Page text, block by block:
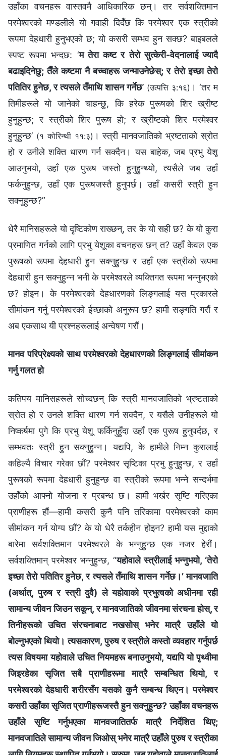
उहाँका वचनहरू वास्तवमै आधिकारिक छन्। तर सर्वशक्तिमान
परमेश्‍वरको मण्डलीले यो गवाही दिदँछ कि परमेश्‍वर एक स्त्रीको
रूपमा देहधारी हुनुभएको छ; यो कसरी सम्भव हुन सक्छ? बाइबलले
स्पष्ट रूपमा भन्दछ: ‘म तेरा कष्ट र तेरो सुत्केरी-वेदनालाई ज्यादै
बढाइदिनेछु; तैँले कष्टमा नै बच्चाहरू जन्माउनेछेस्; र तेरो इच्छा तेरो
पतितिर हुनेछ, र त्यसले तँमाथि शासन गर्नेछ’ (उत्पत्ति ३:१६) । ‘तर म
तिमीहरूले यो जानेको चाहन्छु, कि हरेक पुरूषको शिर ख्रीष्ट
हुनुहुन्छ; र स्त्रीको शिर पुरूष हो; र ख्रीष्टको शिर परमेश्‍वर
हुनुहुन्छ’ (१ कोरिन्थी ११:३) । स्त्री मानवजातिको भ्रष्टताको स्रोत
हो र उनीले शक्ति धारण गर्न सक्दैन। यस बाहेक, जब प्रभु येशू
आउनुभयो, उहाँ एक पुरूष जस्तो हुनुहुन्थ्यो, त्यसैले जब उहाँ
फर्कनुहुन्छ, उहाँ एक पुरूषजस्तै हुनुपर्छ। उहाँ कसरी स्त्री हुन
सक्नुहुन्छ?”
धेरै मानिसहरूले यो दृष्टिकोण राख्छन्, तर के यो सही छ? के यो कुरा
प्रमाणित गर्नको लागि प्रभु येशूका वचनहरू छन् त? उहाँ केवल एक
पुरूषको रूपमा देहधारी हुन सक्नुहुन्छ र उहाँ एक स्त्रीको रूपमा
देहधारी हुन सक्नुहुन्न भनी के परमेश्‍वरले व्यक्तिगत रूपमा भन्नुभएको
छ? होइन। के परमेश्‍वरको देहधारणको लिङ्गलाई यस प्रकारले
सीमांकन गर्नु परमेश्‍वरको ईच्छाको अनुरूप छ? हामी सङ्गति गरौं र
अब एकसाथ यी प्रश्नहरूलाई अन्वेषण गरौं।
मानव परिप्रेक्ष्यको साथ परमेश्‍वरको देहधारणको लिङ्गलाई सीमांकन
गर्नु गलत हो
कतिपय मानिसहरूले सोच्दछन् कि स्त्री मानवजातिको भ्रष्टताको
स्रोत हो र उनले शक्ति धारण गर्न सक्दैन, र यसैले उनीहरूले यो
निष्कर्षमा पुगे कि प्रभु येशू फर्किनुहुँदा उहाँ एक पुरूष हुनुपर्दछ, र
सम्भवतः स्त्री हुन सक्नुहुन्न। यद्यपि, के हामीले निम्न कुरालाई
कहिल्यै विचार गरेका छौं? परमेश्‍वर सृष्टिका प्रभु हुनुहुन्छ, र उहाँ
पुरूषको रूपमा देहधारी हुनुहुन्छ वा स्त्रीको रूपमा भन्ने सन्दर्भमा
उहाँको आफ्नो योजना र प्रबन्ध छ। हामी भर्खर सृष्टि गरिएका
प्राणीहरू हौं—हामी कसरी कुनै पनि तरिकामा परमेश्‍वरको काम
सीमांकन गर्न योग्य छौं? के यो धेरै तर्कहीन होइन? हामी यस मुद्दाको
बारेमा सर्वशक्तिमान परमेश्‍वरले के भन्नुहुन्छ एक नजर हेरौं।
सर्वशक्तिमान् परमेश्‍वर भन्नुहुन्छ, “यहोवाले स्‍त्रीलाई भन्‍नुभयो, ‘तेरो
इच्छा तेरो पतितिर हुनेछ, र त्यसले तँमाथि शासन गर्नेछ।’ मानवजाति
(अर्थात्, पुरुष र स्‍त्री दुवै) ले यहोवाको प्रभुत्वको अधीनमा रही
सामान्य जीवन जिउन सकून्, र मानवजातिको जीवनमा संरचना होस्, र
तिनीहरूको उचित संरचनाबाट नखसोस् भनेर मात्रै उहाँले यो
बोल्‍नुभएको थियो। त्यसकारण, पुरुष र स्‍त्रीले कस्तो व्यवहार गर्नुपर्छ
त्यस विषयमा यहोवाले उचित नियमहरू बनाउनुभयो, यद्यपि यो पृथ्वीमा
जिइरहेका सृजित सबै प्राणीहरूमा मात्रै सम्‍बन्धित थियो, र
परमेश्‍वरको देहधारी शरीरसँग यसको कुनै सम्‍बन्ध थिएन। परमेश्‍वर
कसरी उहाँका सृजित प्राणीहरूजस्तै हुन सक्‍नुहुन्छ? उहाँका वचनहरू
उहाँले सृष्टि गर्नुभएका मानवजातितर्फ मात्रै निर्देशित थिए;
मानवजातिले सामान्य जीवन जिओस् भनेर मात्रै उहाँले पुरुष र स्‍त्रीका